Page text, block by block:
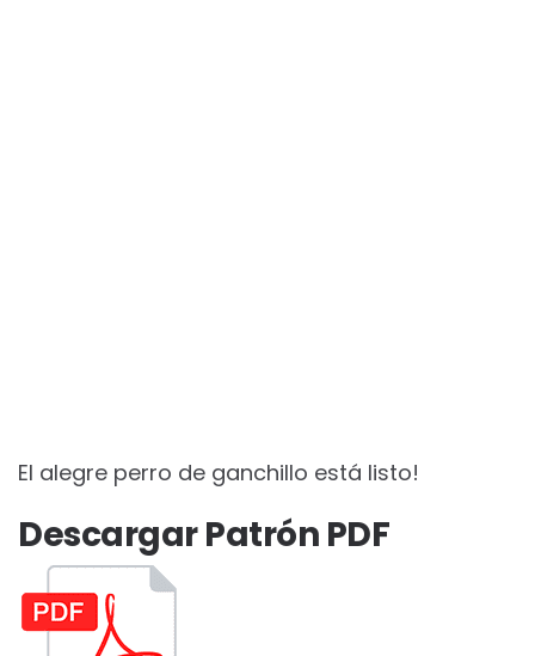
El alegre perro de ganchillo está listo!
Descargar Patrón PDF